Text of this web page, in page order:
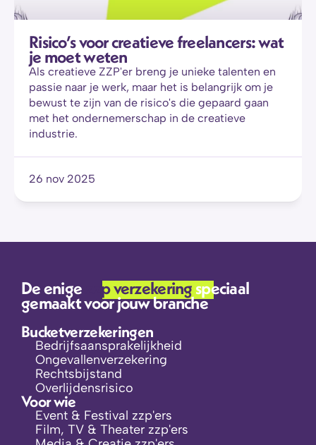
Risico’s voor creatieve freelancers: wat
je moet weten
Als creatieve ZZP'er breng je unieke talenten en
passie naar je werk, maar het is belangrijk om je
bewust te zijn van de risico's die gepaard gaan
met het ondernemerschap in de creatieve
industrie.
26 nov 2025
De enige zzp verzekering speciaal
gemaakt voor jouw branche
Bucketverzekeringen
Bedrijfsaansprakelijkheid
Ongevallenverzekering
Rechtsbijstand
Overlijdensrisico
Voor wie
Event & Festival zzp'ers
Film, TV & Theater zzp'ers